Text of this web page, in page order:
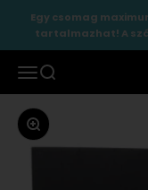
Ugrás a tartalomhoz
Egy csomag
tartalmazhat! A
MenüKeresés
Zoomolás